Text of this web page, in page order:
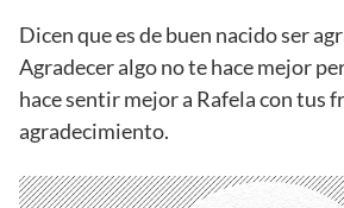
Dicen que es de buen nacido ser
Agradecer algo no te hace mejor
hace sentir mejor a Rafela con tus
agradecimiento.